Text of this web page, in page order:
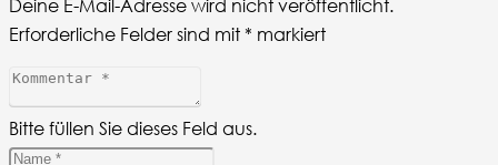
Deine E-Mail-Adresse wird nicht veröffentlicht.
Erforderliche Felder sind mit * markiert
Bitte füllen Sie dieses Feld aus.